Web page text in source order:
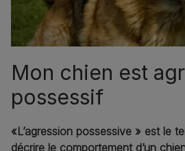
Mon chien est
possessif
«L’agression possessive » est le
décrire le comportement d’un